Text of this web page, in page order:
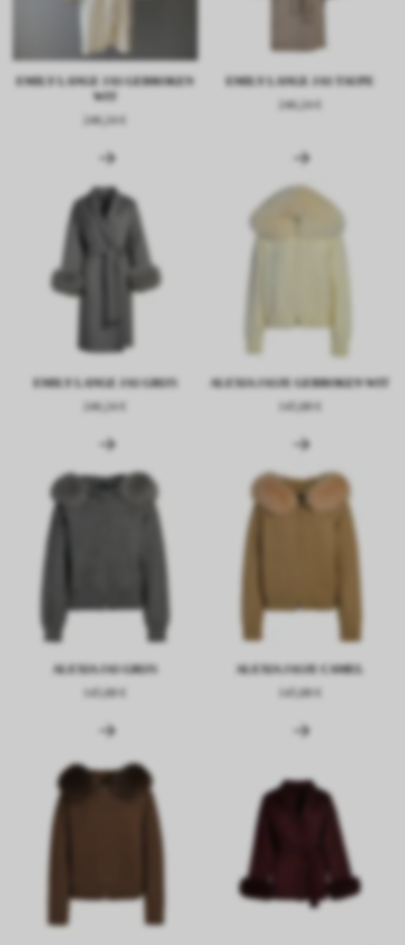
EMILY LANGE JAS GEBROKEN
WIT
246,24 €
EMILY LANGE JAS TAUPE
246,24 €
EMILY LANGE JAS GRIJS
246,24 €
ALEXIA JASJE GEBROKEN WIT
145,88 €
ALEXIA JAS GRIJS
145,88 €
ALEXIA JASJE CAMEL
145,88 €